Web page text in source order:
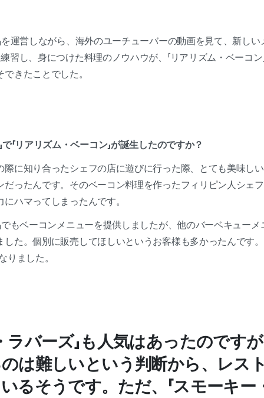
を運営しながら、海外のユーチューバーの動画を見て、新し
習し、身につけた料理のノウハウが、「リアリズム・ベーコン
きたことでした。
で「リアリズム・ベーコン」が誕生したのですか？
際に知り合ったシェフの店に遊びに行った際、とても美味し
だったんです。そのベーコン料理を作ったフィリピン人シェ
ハマってしまったんです。
でもベーコンメニューを提供しましたが、他のバーベキュー
た。個別に販売してほしいというお客様も多かったんです。
りました。
ラバーズ」も人気はあったのです
は難しいという判断から、レス
るそうです。ただ、「スモーキー